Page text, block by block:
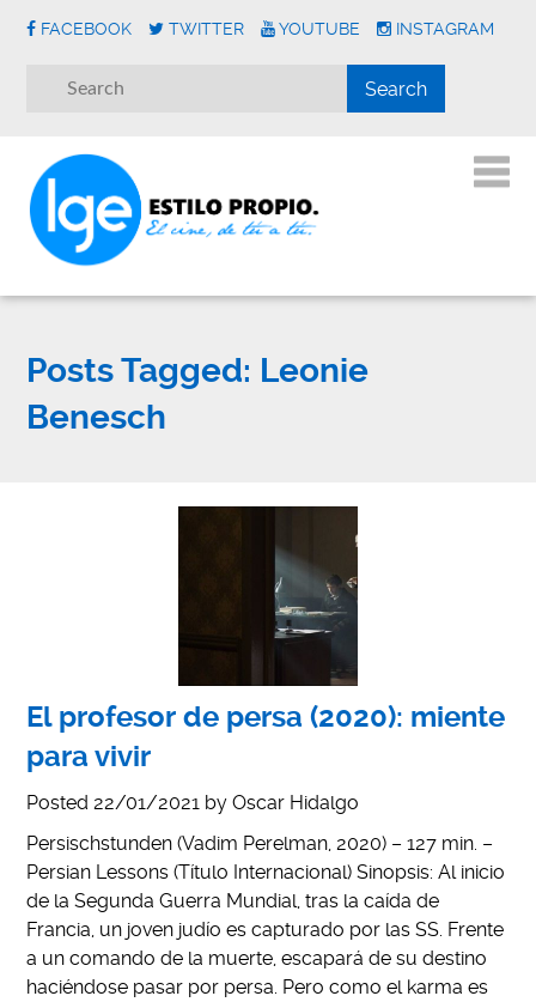
FACEBOOK TWITTER YOUTUBE INSTAGRAM
Posts Tagged: Leonie
Benesch
El profesor de persa (2020): miente
para vivir
Posted 22/01/2021 byOscar Hidalgo
Persischstunden (Vadim Perelman, 2020) – 127 min. –
Persian Lessons (Título Internacional) Sinopsis: Al inicio
de la Segunda Guerra Mundial, tras la caída de
Francia, un joven judío es capturado por las SS. Frente
a un comando de la muerte, escapará de su destino
haciéndose pasar por persa. Pero como el karma es